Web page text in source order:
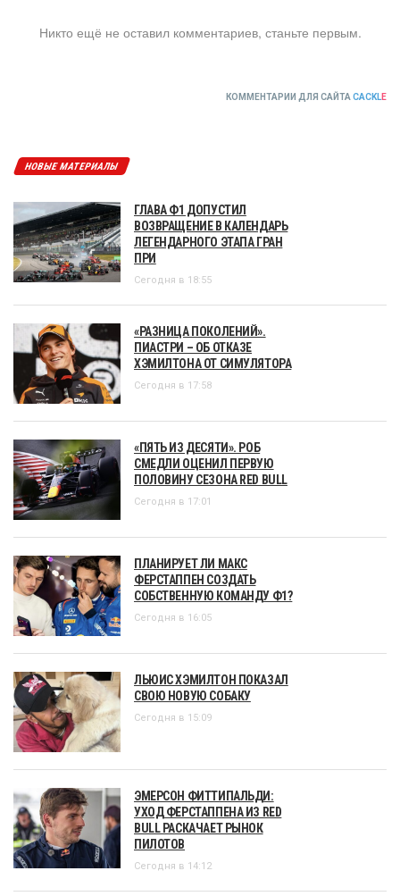
Никто ещё не оставил комментариев, станьте первым.
КОММЕНТАРИИ ДЛЯ САЙТА CACKLE
НОВЫЕ МАТЕРИАЛЫ
ГЛАВА Ф1 ДОПУСТИЛ
ВОЗВРАЩЕНИЕ В КАЛЕНДАРЬ
ЛЕГЕНДАРНОГО ЭТАПА ГРАН
ПРИ
Сегодня в 18:55
«РАЗНИЦА ПОКОЛЕНИЙ».
ПИАСТРИ – ОБ ОТКАЗЕ
ХЭМИЛТОНА ОТ СИМУЛЯТОРА
Сегодня в 17:58
«ПЯТЬ ИЗ ДЕСЯТИ». РОБ
СМЕДЛИ ОЦЕНИЛ ПЕРВУЮ
ПОЛОВИНУ СЕЗОНА RED BULL
Сегодня в 17:01
ПЛАНИРУЕТ ЛИ МАКС
ФЕРСТАППЕН СОЗДАТЬ
СОБСТВЕННУЮ КОМАНДУ Ф1?
Сегодня в 16:05
ЛЬЮИС ХЭМИЛТОН ПОКАЗАЛ
СВОЮ НОВУЮ СОБАКУ
Сегодня в 15:09
ЭМЕРСОН ФИТТИПАЛЬДИ:
УХОД ФЕРСТАППЕНА ИЗ RED
BULL РАСКАЧАЕТ РЫНОК
ПИЛОТОВ
Сегодня в 14:12